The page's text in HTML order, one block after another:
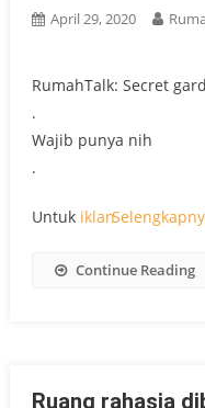
April 29, 2020
RumahTalk: Secret
.
Wajib punya nih
.
Untuk iklan
Continue Reading
Ruang rahasia